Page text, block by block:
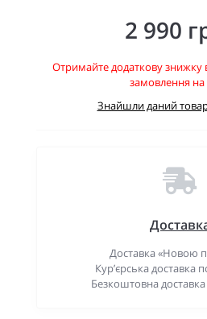
2 990
Отримайте додаткову знижку
замовлення на
Знайшли даний
Доставка «Новою
Кур’єрська доставка
Безкоштовна доставка